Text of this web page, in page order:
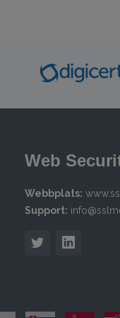
Web
Webbplats:
Support: